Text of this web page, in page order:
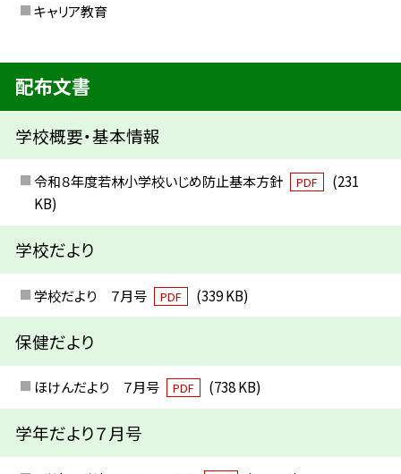
キャリア教育
配布文書
学校概要・基本情報
令和８年度若林小学校いじめ防止基本方針 PDF
(231
KB)
学校だより
学校だより ７月号 PDF (339 KB)
保健だより
ほけんだより ７月号 PDF (738 KB)
学年だより７月号